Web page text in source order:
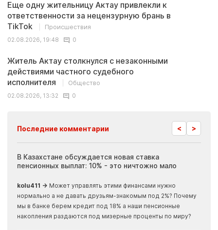
Еще одну жительницу Актау привлекли к
ответственности за нецензурную брань в
TikTok
Происшествия
02.08.2026, 19:48
0
Житель Актау столкнулся с незаконными
действиями частного судебного
исполнителя
Общество
02.08.2026, 13:32
0
Последние комментарии < >
В Казахстане обсуждается новая ставка
пенсионных выплат: 10% - это ничтожно мало
kolu411 → Может управлять этими финансами нужно
нормально а не давать друзьям-знакомым под 2%? Почему
мы в банке берем кредит под 18% а наши пенсионные
накопления раздаются под мизерные проценты по миру?